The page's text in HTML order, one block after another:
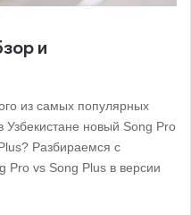
и
из самых популярных
Узбекистане новый Song Pro
Разбираемся с
Pro vs Song Plus в версии